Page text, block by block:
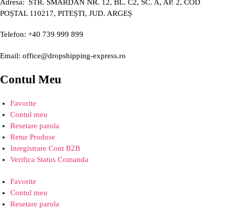
Adresa: STR. SMÂRDAN NR. 12, BL. C2, SC. A, AP. 2, COD
POȘTAL 110217, PITEȘTI, JUD. ARGEȘ
Telefon: +40 739 999 899
Email: office@dropshipping-express.ro
Contul Meu
Favorite
Contul meu
Resetare parola
Retur Produse
Inregistrare Cont B2B
Verifica Status Comanda
Favorite
Contul meu
Resetare parola